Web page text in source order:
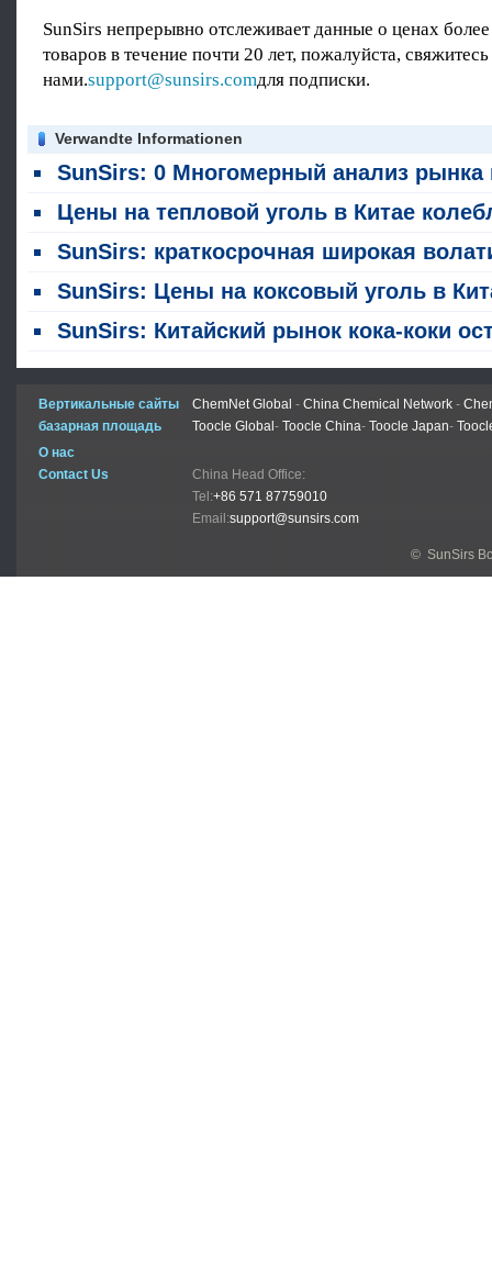
SunSirs непрерывно отслеживает данные о ценах
товаров в течение почти 20 лет, пожалуйста, свяжитесь
нами.support@sunsirs.comдля подписки.
Verwandte Informationen
SunSirs: 0 Многомерный анализ рынка кока: запуск опционов, переговоры по снижению цен на спотовом рынке и поддержка от тенденций импорта /
Цены на тепловой уголь в Китае колеблются в узком диапазоне на фоне буксировой войны между ожиданиями пикового сезона и высокими
SunSirs: краткосрочная широкая волатильность ожидает фьючерсов на коксовый
SunSirs: Цены на коксовый уголь в Китае продолжают
SunSirs: Китайский рынок кока-коки остается стабильным; общее предложение и спрос
Вертикальные сайты ChemNet Global - China Chemical Network -
базарная площадь
Toocle Global- Toocle China- Toocle Japan-
О нас
Contact Us
China Head Office:
Tel:+86 571 87759010
Email:support@sunsirs.com
© SunSirs